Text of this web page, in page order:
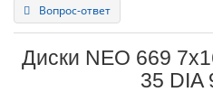
Вопрос-ответ
Диски NEO 669
35 DIA